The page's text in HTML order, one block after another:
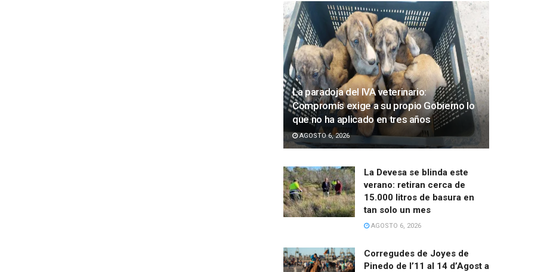
La paradoja del IVA veterinario:
Compromís exige a su propio Gobierno lo
que no ha aplicado en tres años
AGOSTO 6, 2026
La Devesa se blinda este
verano: retiran cerca de
15.000 litros de basura en
tan solo un mes
AGOSTO 6, 2026
Corregudes de Joyes de
Pinedo de l’11 al 14 d’Agost a